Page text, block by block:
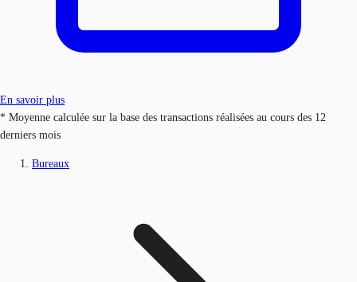
En savoir plus
* Moyenne calculée sur la base des transactions réalisées au cours des 12
derniers mois
Bureaux